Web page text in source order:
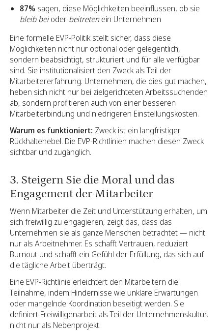
87% sagen, diese Möglichkeiten beeinflussen, ob sie
bleib beioder beitretenein Unternehmen
Eine formelle EVP-Politik stellt sicher, dass diese
Möglichkeiten nicht nur optional oder gelegentlich,
sondern beabsichtigt, strukturiert und für alle verfügbar
sind. Sie institutionalisiert den Zweck als Teil der
Mitarbeitererfahrung. Unternehmen, die dies gut machen,
heben sich nicht nur bei zielgerichteten Arbeitssuchenden
ab, sondern profitieren auch von einer besseren
Mitarbeiterbindung und niedrigeren Einstellungskosten.
Warum es funktioniert: Zweck ist ein langfristiger
Rückhaltehebel. Die EVP-Richtlinien machen diesen Zweck
sichtbar und zugänglich.
3. Steigern Sie die Moral und das
Engagement der Mitarbeiter
Wenn Mitarbeiter die Zeit und Unterstützung erhalten, um
sich freiwillig zu engagieren, zeigt das, dass das
Unternehmen sie als ganze Menschen betrachtet — nicht
nur als Arbeitnehmer. Es schafft Vertrauen, reduziert
Burnout und schafft ein Gefühl der Erfüllung, das sich auf
die tägliche Arbeit überträgt.
Eine EVP-Richtlinie erleichtert den Mitarbeitern die
Teilnahme, indem Hindernisse wie unklare Erwartungen
oder mangelnde Koordination beseitigt werden. Sie
definiert Freiwilligenarbeit als Teil der Unternehmenskultur,
nicht nur als Nebenprojekt.